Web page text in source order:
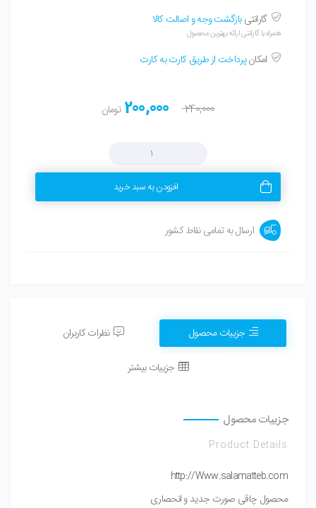
گارانتیبازگشت وجه و اصالت کالا
همراه با گارانتی ارائه بهترین محصول
امکانپرداخت از طریق کارت به کارت
240,000
200,000 تومان
افزودن به سبد خرید
ارسال به تمامی نقاط کشور
جزییات محصول نظرات کاربران
جزییات بیشتر
جزییات محصول
Product Details
http://Www.salamatteb.com
محصول چاقی صورت جدید و انحصاری